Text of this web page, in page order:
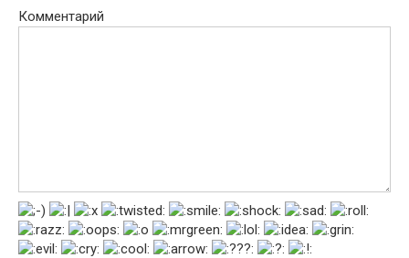
Комментарий